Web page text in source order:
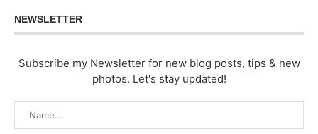
NEWSLETTER
Subscribe my Newsletter for new blog posts, tips & new
photos. Let's stay updated!